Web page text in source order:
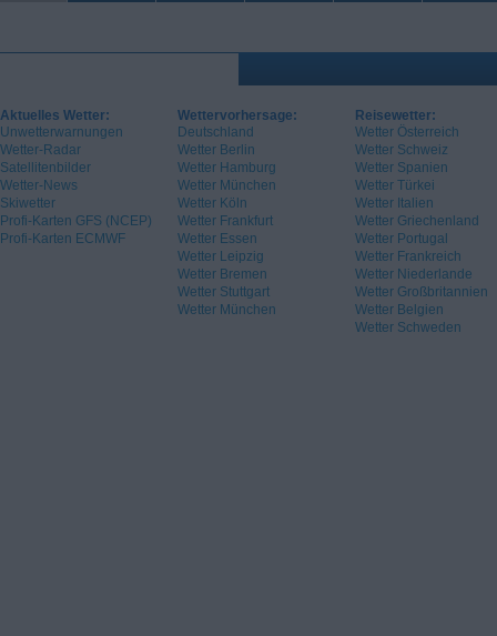
Aktuelles Wetter:
Unwetterwarnungen
Wetter-Radar
Satellitenbilder
Wetter-News
Skiwetter
Profi-Karten GFS (NCEP)
Profi-Karten ECMWF
Wettervorhersage:
Deutschland
Wetter Berlin
Wetter Hamburg
Wetter München
Wetter Köln
Wetter Frankfurt
Wetter Essen
Wetter Leipzig
Wetter Bremen
Wetter Stuttgart
Wetter München
Reisewetter:
Wetter Österreich
Wetter Schweiz
Wetter Spanien
Wetter Türkei
Wetter Italien
Wetter Griechenland
Wetter Portugal
Wetter Frankreich
Wetter Niederlande
Wetter Großbritannien
Wetter Belgien
Wetter Schweden